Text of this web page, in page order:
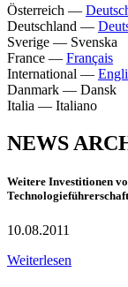
Österreich —
Deutschland —
Sverige — Svenska
France — Français
International —
Danmark — Dansk
Italia — Italiano
NEWS
Weitere Investitionen
Technologieführerschaft
10.08.2011
Weiterlesen